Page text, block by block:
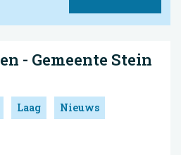
- Gemeente Stein
Laag Nieuws